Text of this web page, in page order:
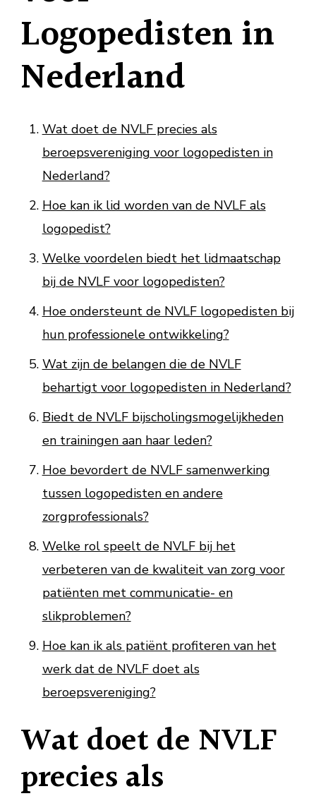
Logopedisten in
Nederland
Wat doet de NVLF precies als
beroepsvereniging voor logopedisten in
Nederland?
Hoe kan ik lid worden van de NVLF als
logopedist?
Welke voordelen biedt het lidmaatschap
bij de NVLF voor logopedisten?
Hoe ondersteunt de NVLF logopedisten bij
hun professionele ontwikkeling?
Wat zijn de belangen die de NVLF
behartigt voor logopedisten in Nederland?
Biedt de NVLF bijscholingsmogelijkheden
en trainingen aan haar leden?
Hoe bevordert de NVLF samenwerking
tussen logopedisten en andere
zorgprofessionals?
Welke rol speelt de NVLF bij het
verbeteren van de kwaliteit van zorg voor
patiënten met communicatie- en
slikproblemen?
Hoe kan ik als patiënt profiteren van het
werk dat de NVLF doet als
beroepsvereniging?
Wat doet de NVLF
precies als